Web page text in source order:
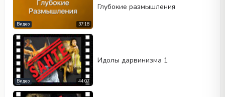
37:18
Видео
Глубокие размышления
44:07
Видео
Идолы дарвинизма 1